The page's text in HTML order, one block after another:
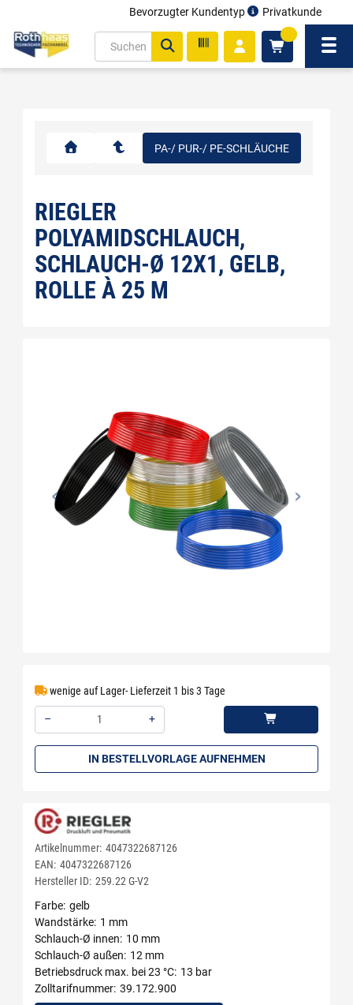
Bevorzugter Kundentyp Privatkunde
PA-/ PUR-/ PE-SCHLÄUCHE
RIEGLER
POLYAMIDSCHLAUCH,
SCHLAUCH-Ø 12X1, GELB,
ROLLE À 25 M
wenige auf Lager- Lieferzeit 1 bis 3 Tage
–
+
IN BESTELLVORLAGE AUFNEHMEN
Artikelnummer: 4047322687126
EAN: 4047322687126
Hersteller ID: 259.22 G-V2
Farbe gelb
Wandstärke 1 mm
Schlauch-Ø innen
10 mm
Schlauch-Ø außen
12 mm
Betriebsdruck max. bei 23 °C 13 bar
Zolltarifnummer 39.172.900